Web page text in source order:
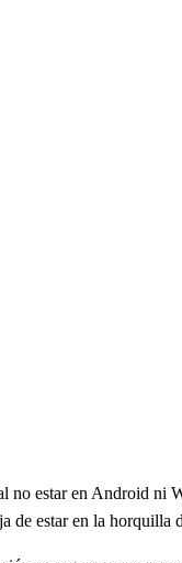
no estar en Android ni
de estar en la horquilla